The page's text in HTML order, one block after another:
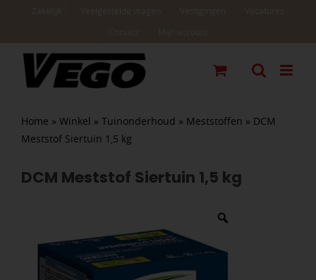
Home » Winkel » Tuinonderhoud » Meststoffen » DCM
Meststof Siertuin 1,5 kg
DCM Meststof Siertuin 1,5 kg